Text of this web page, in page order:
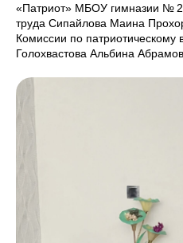
«Патриот» МБОУ гимназии № 2,
труда Сипайлова Маина
Комиссии по
Голохвастова Альбина